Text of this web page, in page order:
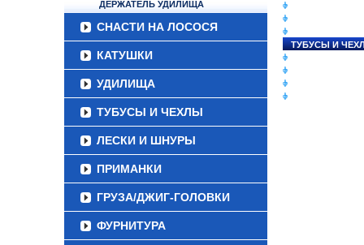
ДЕРЖАТЕЛЬ УДИЛИЩА
СНАСТИ НА ЛОСОСЯ
КАТУШКИ
УДИЛИЩА
ТУБУСЫ И ЧЕХЛЫ
ЛЕСКИ И ШНУРЫ
ПРИМАНКИ
ГРУЗА/ДЖИГ-ГОЛОВКИ
ФУРНИТУРА
ТУБУСЫ И